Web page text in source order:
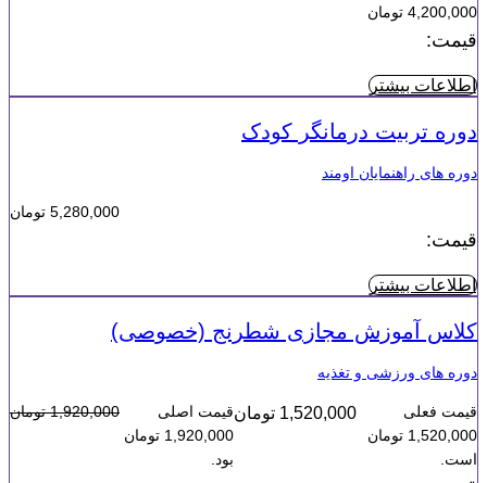
4,200,000 تومان
قیمت:
اطلاعات بیشتر
دوره تربیت درمانگر کودک
دوره های راهنمایان اومند
5,280,000 تومان
قیمت:
اطلاعات بیشتر
کلاس آموزش مجازی شطرنج (خصوصی)
دوره های ورزشی و تغذیه
1,920,000 تومان
قیمت اصلی
1,920,000 تومان
بود.
1,520,000 تومان
قیمت فعلی
1,520,000 تومان
است.